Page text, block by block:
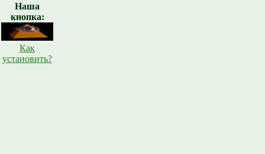
Наша
кнопка:
Как
установить?